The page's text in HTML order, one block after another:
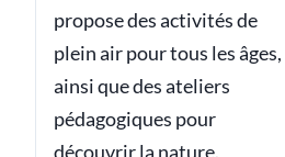
propose des activités de
plein air pour tous les âges,
ainsi que des ateliers
pédagogiques pour
découvrir la nature.